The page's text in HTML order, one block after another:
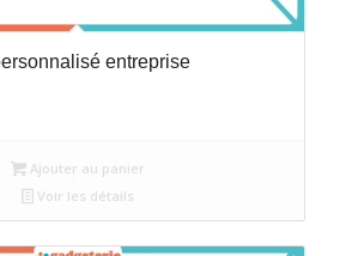
entreprise
Ajouter au panier
Voir les détails